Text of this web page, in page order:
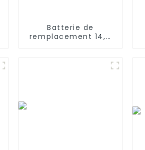
Batterie de
remplacement 14,4
Ecovacs Deebot 500,